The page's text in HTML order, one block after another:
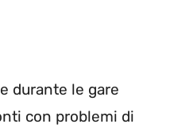
durante le gare
con problemi di